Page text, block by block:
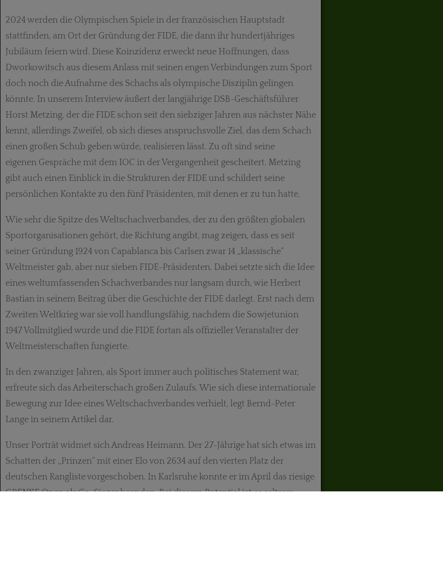
2024 werden die Olympischen Spiele in der französischen Hauptstadt
stattfinden, am Ort der Gründung der FIDE, die dann ihr hundertjähriges
Jubiläum feiern wird. Diese Koinzidenz erweckt neue Hoffnungen, dass
Dworkowitsch aus diesem Anlass mit seinen engen Verbindungen zum Sport
doch noch die Aufnahme des Schachs als olympische Disziplin gelingen
könnte. In unserem Interview äußert der langjährige DSB-­Geschäftsführer
Horst Metzing, der die FIDE schon seit den siebziger Jahren aus nächster Nähe
kennt, allerdings Zweifel, ob sich dieses anspruchsvolle Ziel, das dem Schach
einen großen Schub geben würde, realisieren lässt. Zu oft sind seine
eigenen Gespräche mit dem IOC in der Vergangenheit gescheitert. Metzing
gibt auch einen Einblick in die Strukturen der FIDE und schildert seine
persönlichen Kontakte zu den fünf Präsidenten, mit denen er zu tun hatte.
Wie sehr die Spitze des Weltschachverbandes, der zu den größten globalen
Sport­­orga­nisationen gehört, die Richtung angibt, mag zeigen, dass es seit
seiner Gründung 1924 von Capablanca bis Carlsen zwar 14 „klassische“
Weltmeister gab, aber nur sieben FIDE-Präsidenten. Dabei setzte sich die Idee
eines welt­­­um­fassenden Schachverbandes nur langsam durch, wie Herbert
Bastian in seinem Beitrag über die Geschichte der FIDE darlegt. Erst nach dem
Zweiten Weltkrieg war sie voll handlungsfähig, nachdem die Sowjetunion
1947 Vollmitglied wurde und die FIDE fortan als offizieller Veranstalter der
Weltmeisterschaften fungierte.
In den zwanziger Jahren, als Sport immer auch politisches Statement war,
erfreute sich das Arbeiterschach großen Zulaufs. Wie sich diese internationale
Bewegung zur Idee eines Weltschachverbandes verhielt, legt Bernd-Peter
Lange in seinem Artikel dar.
Unser Porträt widmet sich Andreas Heimann. Der 27-Jährige hat sich etwas im
Schatten der „Prinzen“ mit einer Elo von 2634 auf den vierten Platz der
deutschen Rangliste vorgeschoben. In Karlsruhe konnte er im April das riesige
GRENKE Open als Co-Sieger beenden. Bei diesem Potential ist es seltsam,